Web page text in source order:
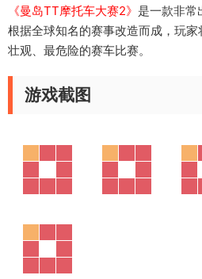
《曼岛TT摩托车大赛2》 是一款非常
根据全球知名的赛事改造而成，玩
壮观、最危险的赛车比赛。
游戏截图